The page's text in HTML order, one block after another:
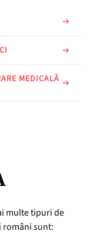
MEDICALĂ
multe tipuri de
români sunt: